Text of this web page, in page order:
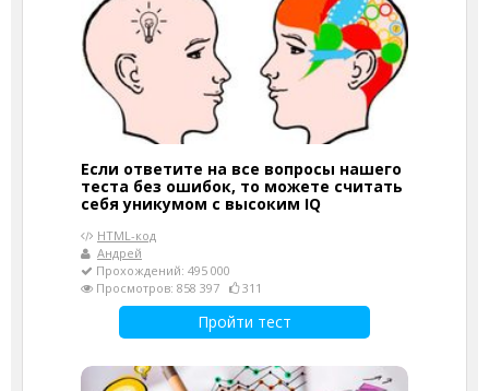
Если ответите на все вопросы нашего
теста без ошибок, то можете считать
себя уникумом с высоким IQ
HTML-код
Андрей
Прохождений: 495 000
Просмотров: 858 397
311
Пройти тест